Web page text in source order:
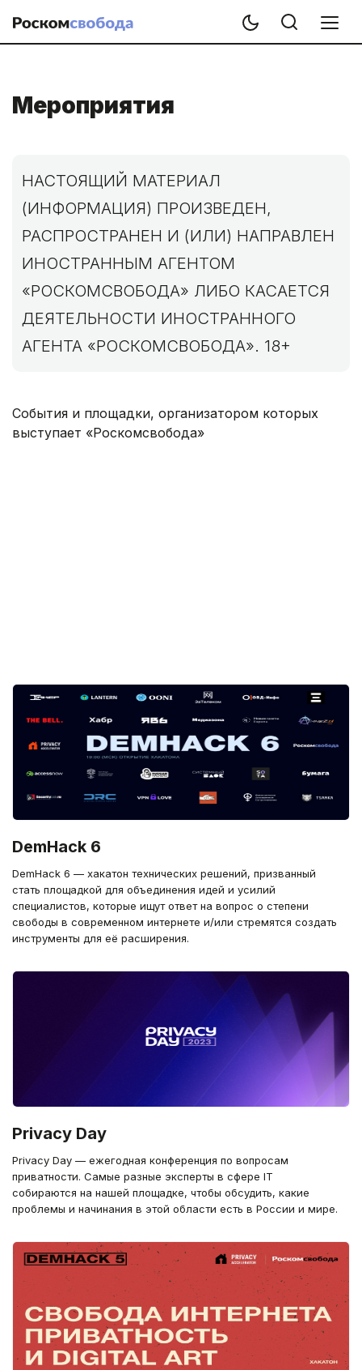
Мероприятия
НАСТОЯЩИЙ МАТЕРИАЛ
(ИНФОРМАЦИЯ) ПРОИЗВЕДЕН,
РАСПРОСТРАНЕН И (ИЛИ) НАПРАВЛЕН
ИНОСТРАННЫМ АГЕНТОМ
«РОСКОМСВОБОДА» ЛИБО КАСАЕТСЯ
ДЕЯТЕЛЬНОСТИ ИНОСТРАННОГО
АГЕНТА «РОСКОМСВОБОДА». 18+
События и площадки, организатором которых
выступает «Роскомсвобода»
DemHack 6
DemHack 6 — хакатон технических решений, призванный
стать площадкой для объединения идей и усилий
специалистов, которые ищут ответ на вопрос о степени
свободы в современном интернете и/или стремятся создать
инструменты для её расширения.
Privacy Day
Privacy Day — ежегодная конференция по вопросам
приватности. Самые разные эксперты в сфере IT
собираются на нашей площадке, чтобы обсудить, какие
проблемы и начинания в этой области есть в России и мире.